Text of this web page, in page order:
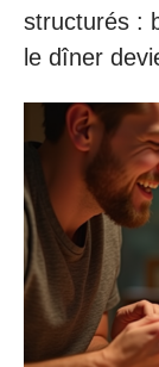
structurés :
le dîner